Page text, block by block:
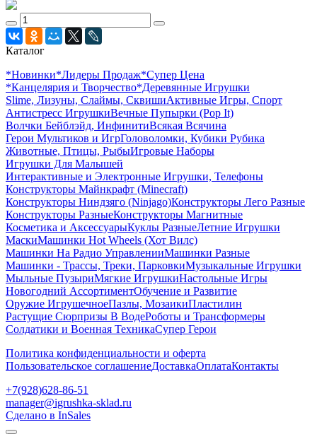
Каталог
*Новинки*Лидеры Продаж*Супер Цена
*Канцелярия и Творчество*Деревянные Игрушки
Slime, Лизуны, Слаймы, СквишиАктивные Игры, Спорт
Антистресс ИгрушкиВечные Пупырки (Pop It)
Волчки Бейблэйд, ИнфинитиВсякая Всячина
Герои Мультиков и ИгрГоловоломки, Кубики Рубика
Животные, Птицы, РыбыИгровые Наборы
Игрушки Для Малышей
Интерактивные и Электронные Игрушки, Телефоны
Конструкторы Майнкрафт (Minecraft)
Конструкторы Ниндзяго (Ninjago)Конструкторы Лего Разные
Конструкторы РазныеКонструкторы Магнитные
Косметика и АксессуарыКуклы РазныеЛетние Игрушки
МаскиМашинки Hot Wheels (Хот Вилс)
Машинки На Радио УправленииМашинки Разные
Машинки - Трассы, Треки, ПарковкиМузыкальные Игрушки
Мыльные ПузыриМягкие ИгрушкиНастольные Игры
Новогодний АссортиментОбучение и Развитие
Оружие ИгрушечноеПазлы, МозаикиПластилин
Растущие Сюрпризы В ВодеРоботы и Трансформеры
Солдатики и Военная ТехникаСупер Герои
Политика конфиденциальности и оферта
Пользовательское соглашениеДоставкаОплатаКонтакты
+7(928)628-86-51
manager@igrushka-sklad.ru
Сделано в InSales